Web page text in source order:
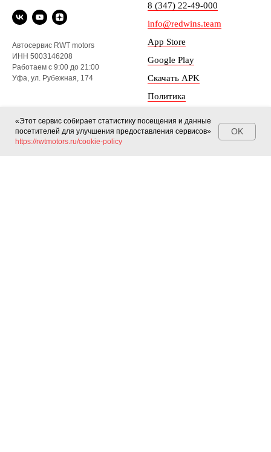
«Этот сервис собирает статистику посещения и данные
посетителей для улучшения предоставления сервисов»
https://rwtmotors.ru/cookie-policy
OK
Автосервис RWT motors
ИНН 5003146208
Работаем с 9:00 до 21:00
Уфа, ул. Рубежная, 174
© 2026 «RWT motors»
8 (347) 22-49-000
info@redwins.team
App Store
Google Play
Скачать APK
Политика
Согласие на обработку